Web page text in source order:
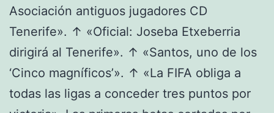
Asociación antiguos jugadores CD
Tenerife». ↑ «Oficial: Joseba Etxeberria
dirigirá al Tenerife». ↑ «Santos, uno de los
‘Cinco magníficos’». ↑ «La FIFA obliga a
todas las ligas a conceder tres puntos por